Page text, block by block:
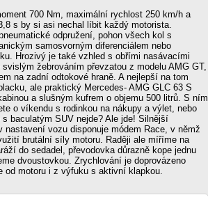
700 Nm, maximální rychlost 250 km/h a
s by si asi nechal líbit každý motorista.
odpružení, pohon všech kol s
samosvorným diferenciálem nebo
Hrozivý je také vzhled s obřími nasávacími
žebrováním převzatou z modelu AMG GT,
na zadní odtokové hraně. A nejlepší na tom
ale praktický Mercedes- AMG GLC 63 S
a slušným kufrem o objemu 500 litrů. S ním
o víkendu s rodinkou na nákupy a výlet, nebo
baculatým SUV nejde? Ale jde! Silnější
nastavení vozu disponuje módem Race, v němž
brutální síly motoru. Raději ale míříme na
do sedadel, převodovka důrazně kope jednu
dvoustovkou. Zrychlování je doprovázeno
od motoru i z výfuku s aktivní klapkou.